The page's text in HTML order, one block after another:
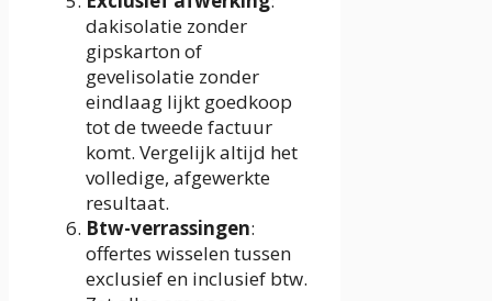
dakisolatie zonder
gipskarton of
gevelisolatie zonder
eindlaag lijkt goedkoop
tot de tweede factuur
komt. Vergelijk altijd het
volledige, afgewerkte
resultaat.
Btw-verrassingen:
offertes wisselen tussen
exclusief en inclusief btw.